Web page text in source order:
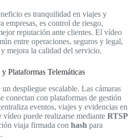
es tranquilidad en viajes y
empresas, es control de riesgo,
reputación ante clientes. El vídeo
entre operaciones, seguros y legal,
mejora la calidad del servicio.
Plataformas Telemáticas
despliegue escalable. Las cámaras
conectan con plataformas de gestión
eventos, viajes y evidencias en
puede realizarse mediante RTSP
viaja firmada con hash para